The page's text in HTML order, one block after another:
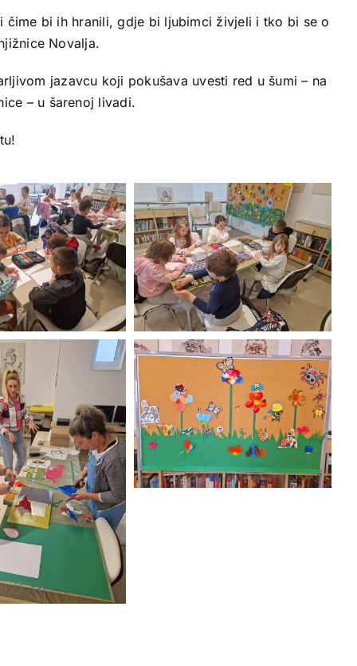
čime bi ih hranili, gdje bi ljubimci živjeli i tko bi se o
Novalja.
jazavcu koji pokušava uvesti red u šumi – na
– u šarenoj livadi.